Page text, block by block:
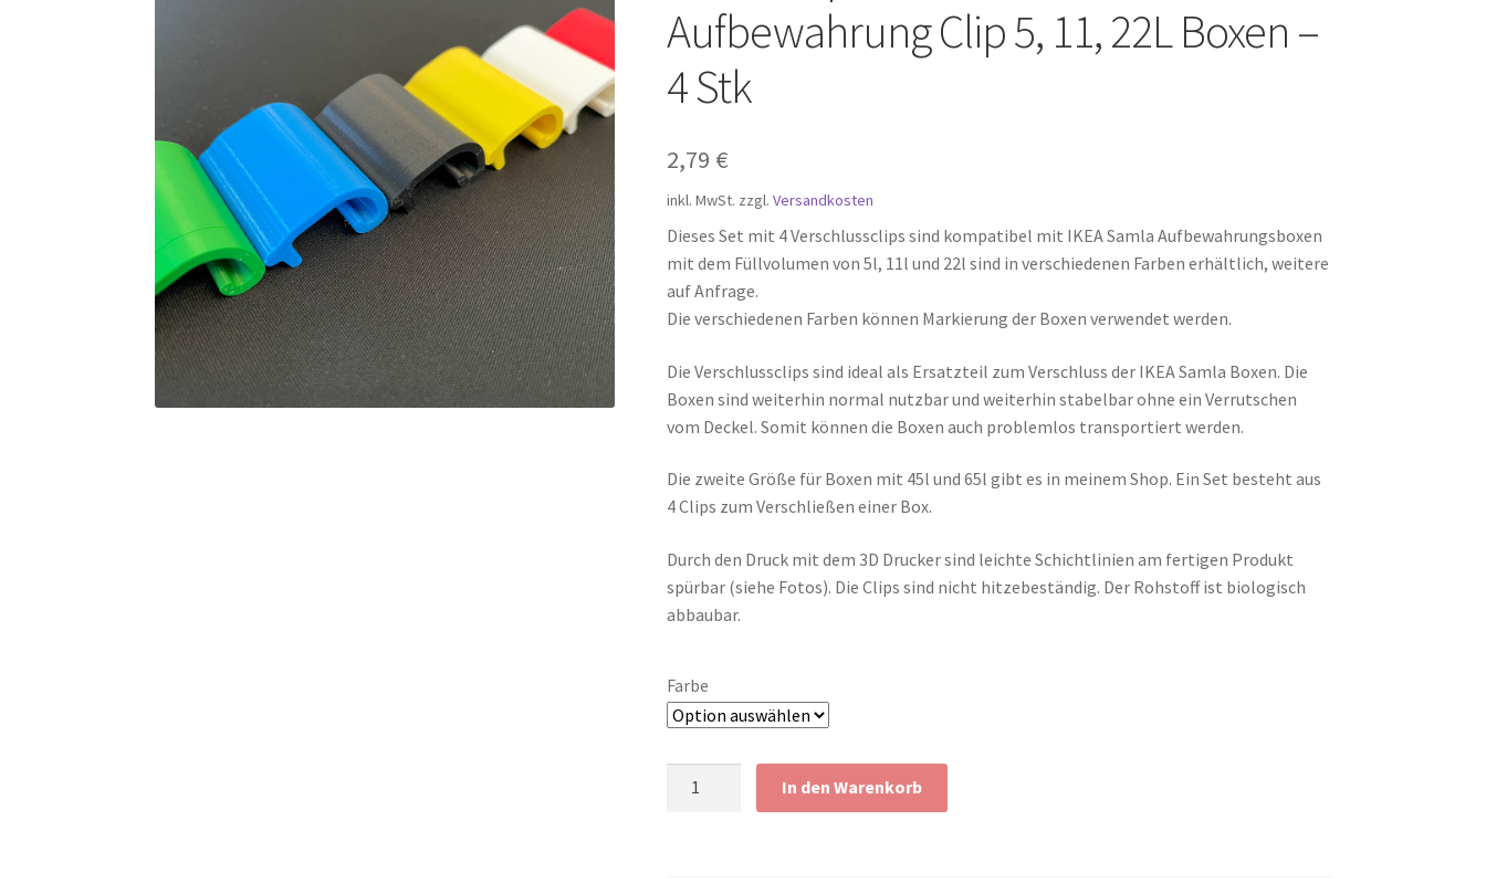
Aufbewahrung Clip 5, 11, 22L Boxen –
4 Stk
2,79 €
inkl. MwSt. zzgl. Versandkosten
Dieses Set mit 4 Verschlussclips sind kompatibel mit IKEA Samla Aufbewahrungsboxen
mit dem Füllvolumen von 5l, 11l und 22l sind in verschiedenen Farben erhältlich, weitere
auf Anfrage.
Die verschiedenen Farben können Markierung der Boxen verwendet werden.
Die Verschlussclips sind ideal als Ersatzteil zum Verschluss der IKEA Samla Boxen. Die
Boxen sind weiterhin normal nutzbar und weiterhin stabelbar ohne ein Verrutschen
vom Deckel. Somit können die Boxen auch problemlos transportiert werden.
Die zweite Größe für Boxen mit 45l und 65l gibt es in meinem Shop. Ein Set besteht aus
4 Clips zum Verschließen einer Box.
Durch den Druck mit dem 3D Drucker sind leichte Schichtlinien am fertigen Produkt
spürbar (siehe Fotos). Die Clips sind nicht hitzebeständig. Der Rohstoff ist biologisch
abbaubar.
Farbe
In den Warenkorb